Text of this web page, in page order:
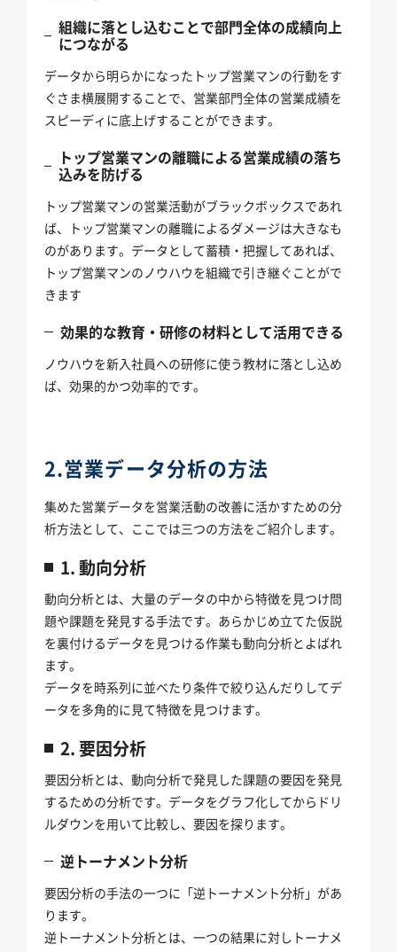
組織に落とし込むことで部門全体の成績向上
につながる
データから明らかになったトップ営業マンの行動をす
ぐさま横展開することで、営業部門全体の営業成績を
スピーディに底上げすることができます。
トップ営業マンの離職による営業成績の落ち
込みを防げる
トップ営業マンの営業活動がブラックボックスであれ
ば、トップ営業マンの離職によるダメージは大きなも
のがあります。データとして蓄積・把握してあれば、
トップ営業マンのノウハウを組織で引き継ぐことがで
きます
効果的な教育・研修の材料として活用できる
ノウハウを新入社員への研修に使う教材に落とし込め
ば、効果的かつ効率的です。
2.営業データ分析の方法
集めた営業データを営業活動の改善に活かすための分
析方法として、ここでは三つの方法をご紹介します。
1. 動向分析
動向分析とは、大量のデータの中から特徴を見つけ問
題や課題を発見する手法です。あらかじめ立てた仮説
を裏付けるデータを見つける作業も動向分析とよばれ
ます。
データを時系列に並べたり条件で絞り込んだりしてデ
ータを多角的に見て特徴を見つけます。
2. 要因分析
要因分析とは、動向分析で発見した課題の要因を発見
するための分析です。データをグラフ化してからドリ
ルダウンを用いて比較し、要因を探ります。
逆トーナメント分析
要因分析の手法の一つに「逆トーナメント分析」があ
ります。
逆トーナメント分析とは、一つの結果に対しトーナメ